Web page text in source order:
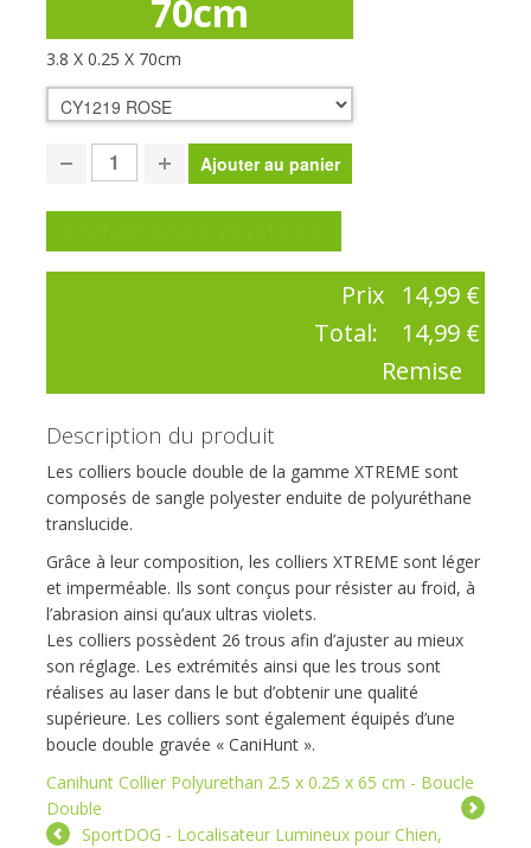
70cm
3.8 X 0.25 X 70cm
Prix 14,99 €
Total:
14,99 €
Remise
Description du produit
Les colliers boucle double de la gamme XTREME sont
composés de sangle polyester enduite de polyuréthane
translucide.
Grâce à leur composition, les colliers XTREME sont léger
et imperméable. Ils sont conçus pour résister au froid, à
l’abrasion ainsi qu’aux ultras violets.
Les colliers possèdent 26 trous afin d’ajuster au mieux
son réglage. Les extrémités ainsi que les trous sont
réalises au laser dans le but d’obtenir une qualité
supérieure. Les colliers sont également équipés d’une
boucle double gravée « CaniHunt ».
Canihunt Collier Polyurethan 2.5 x 0.25 x 65 cm - Boucle
Double
SportDOG - Localisateur Lumineux pour Chien,